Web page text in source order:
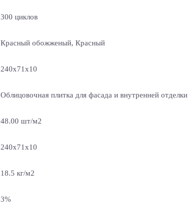
300 циклов
Красный обожженый, Красный
240х71х10
Облицовочная плитка для фасада и внутренней отделки
48.00 шт/м2
240х71х10
18.5 кг/м2
3%